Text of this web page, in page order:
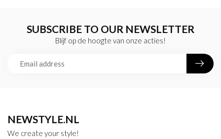
SUBSCRIBE TO OUR NEWSLETTER
Blijf op de hoogte van onze acties!
NEWSTYLE.NL
We create your style!